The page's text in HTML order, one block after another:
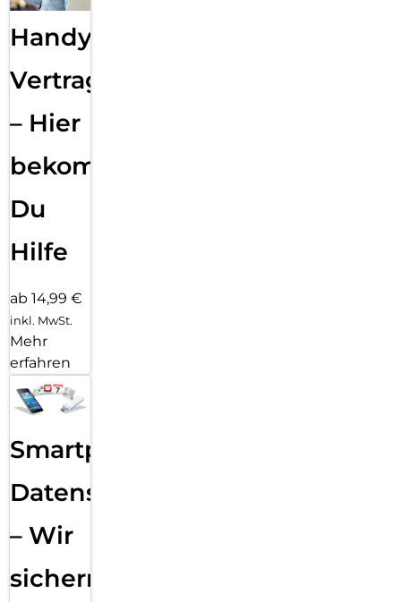
Handy
Vertragsabwicklung
– Hier
bekommst
Du
Hilfe
ab 14,99 €
inkl. MwSt.
Mehr
erfahren
Smartphone
Datensicherung
– Wir
sichern